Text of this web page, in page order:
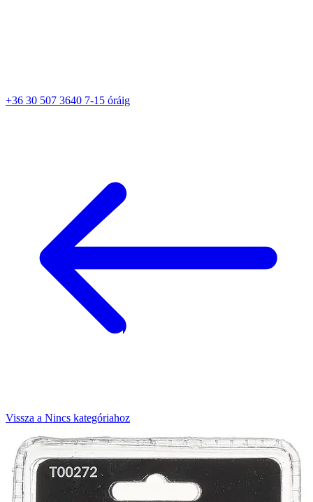
+36 30 507 3640 7-15 óráig
Vissza a Nincs kategóriahoz